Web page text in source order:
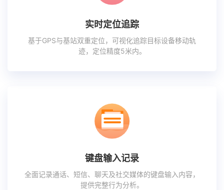
实时定位追踪
基于GPS与基站双重定位，可视化追踪目标设备移动轨
迹，定位精度5米内。
键盘输入记录
全面记录通话、短信、聊天及社交媒体的键盘输入内容，
提供完整行为分析。